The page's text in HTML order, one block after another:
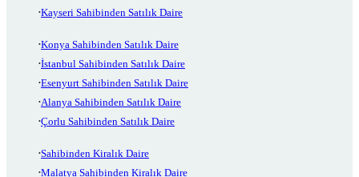
Kayseri Sahibinden Satılık Daire
Konya Sahibinden Satılık Daire
İstanbul Sahibinden Satılık Daire
Esenyurt Sahibinden Satılık Daire
Alanya Sahibinden Satılık Daire
Çorlu Sahibinden Satılık Daire
Sahibinden Kiralık Daire
Malatya Sahibinden Kiralık Daire